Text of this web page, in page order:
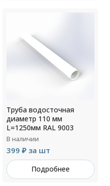
Труба водосточная
диаметр 110 мм
L=1250мм RAL 9003
В наличии
399 ₽ за шт
Подробнее